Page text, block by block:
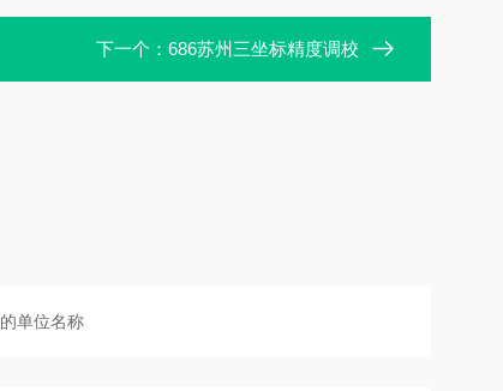
下一个： 686苏州三坐标精度调校